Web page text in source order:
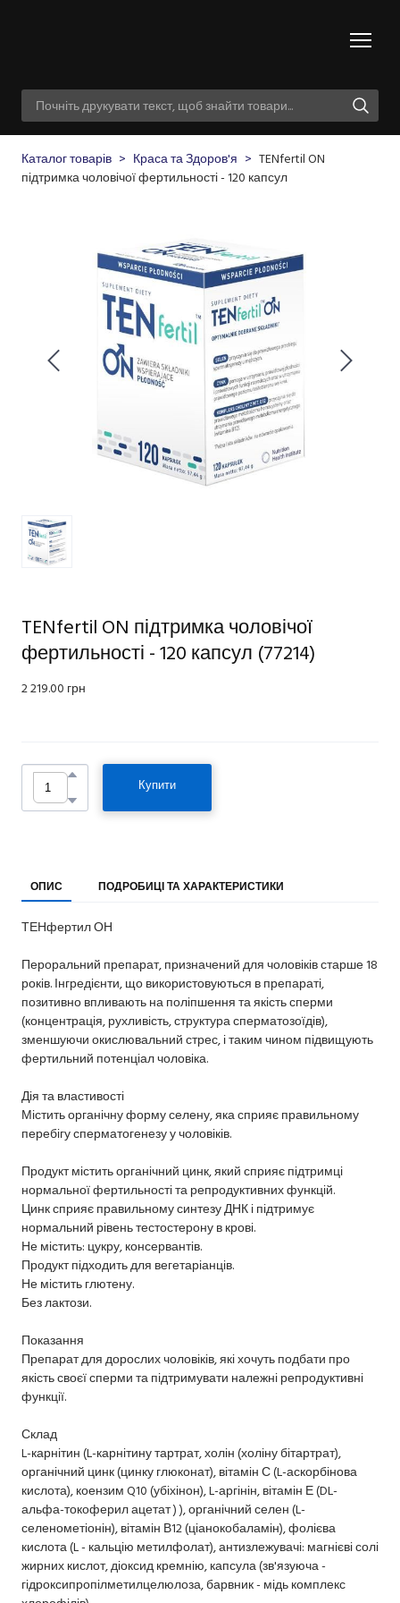
Каталог товарів Краса та Здоров'я
TENfertil ON
підтримка чоловічої фертильності - 120 капсул
TENfertil ON підтримка чоловічої
фертильності - 120 капсул (77214)
2 219.00 грн
Купити
ОПИС ПОДРОБИЦІ ТА ХАРАКТЕРИСТИКИ
ТЕНфертил ОН
Пероральний препарат, призначений для чоловіків старше 18
років. Інгредієнти, що використовуються в препараті,
позитивно впливають на поліпшення та якість сперми
(концентрація, рухливість, структура сперматозоїдів),
зменшуючи окислювальний стрес, і таким чином підвищують
фертильний потенціал чоловіка.
Дія та властивості
Містить органічну форму селену, яка сприяє правильному
перебігу сперматогенезу у чоловіків.
Продукт містить органічний цинк, який сприяє підтримці
нормальної фертильності та репродуктивних функцій.
Цинк сприяє правильному синтезу ДНК і підтримує
нормальний рівень тестостерону в крові.
Не містить: цукру, консервантів.
Продукт підходить для вегетаріанців.
Не містить глютену.
Без лактози.
Показання
Препарат для дорослих чоловіків, які хочуть подбати про
якість своєї сперми та підтримувати належні репродуктивні
функції.
Склад
L-карнітин (L-карнітину тартрат, холін (холіну бітартрат),
органічний цинк (цинку глюконат), вітамін С (L-аскорбінова
кислота), коензим Q10 (убіхінон), L-аргінін, вітамін Е (DL-
альфа-токоферил ацетат ) ), органічний селен (L-
селенометіонін), вітамін В12 (ціанокобаламін), фолієва
кислота (L - кальцію метилфолат), антизлежувачі: магнієві солі
жирних кислот, діоксид кремнію, капсула (зв'язуюча -
гідроксипропілметилцелюлоза, барвник - мідь комплекс